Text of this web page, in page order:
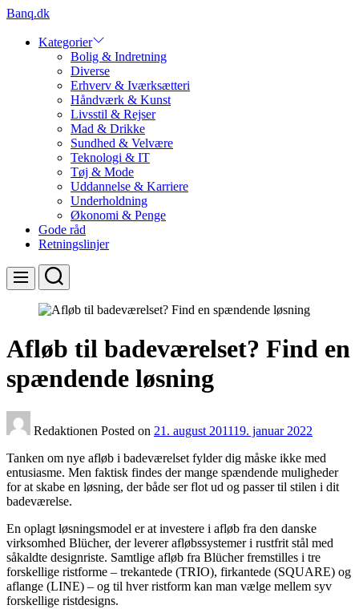
Skip
content
Banq.dk
Kategorier
Bolig & Indretning
Diverse
Erhverv & Iværksætteri
Håndværk & Kunst
Livsstil & Rejser
Mad & Drikke
Sundhed & Velvære
Teknologi & IT
Tøj & Mode
Uddannelse & Karriere
Underholdning
Økonomi & Penge
Gode råd
Retningslinjer
Menu Search
Afløb til badeværelset? Find en
spændende løsning
Redaktionen Posted on 21. august 201119. januar 2022
Tanken om nye afløb i badeværelset fylder dig måske ikke med
entusiasme. Men faktisk findes der mange spændende muligheder
for at skabe en løsning, der både ser flot ud og passer til stilen i dit
badeværelse.
En oplagt løsningsmodel er at investere i afløb fra den danske
virksomhed Blücher, der leverer afløbssystemer i rustfrit stål med
såkaldte designriste. Samtlige afløb fra Blücher fremstilles i tre
forskellige ristforme – trekantede (TRIO), firkantede (SQUARE) og
aflange (LINE) – og til hver ristform kan man vælge mellem syv
forskellige ristdesigns.